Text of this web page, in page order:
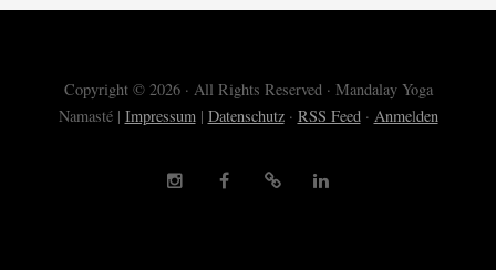
Copyright © 2026 · All Rights Reserved · Mandalay Yoga
Namasté | Impressum| Datenschutz· RSS Feed· Anmelden